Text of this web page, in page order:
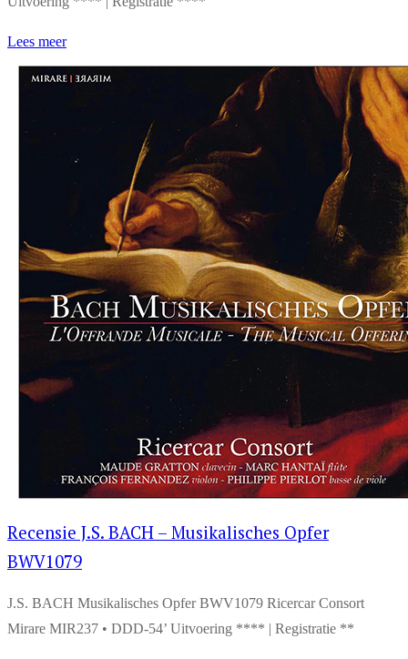
Lees meer
Recensie J.S. BACH – Musikalisches Opfer
BWV1079
J.S. BACH Musikalisches Opfer BWV1079 Ricercar Consort
Mirare MIR237 • DDD-54’ Uitvoering **** | Registratie **